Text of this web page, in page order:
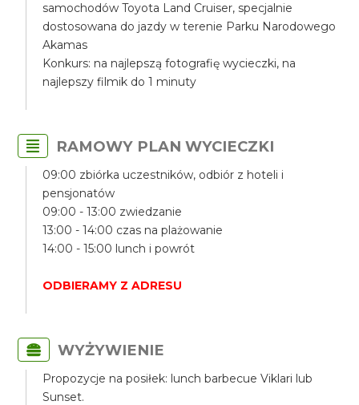
samochodów Toyota Land Cruiser, specjalnie
dostosowana do jazdy w terenie Parku Narodowego
Akamas
Konkurs: na najlepszą fotografię wycieczki, na
najlepszy filmik do 1 minuty
RAMOWY PLAN WYCIECZKI
09:00 zbiórka uczestników, odbiór z hoteli i
pensjonatów
09:00 - 13:00 zwiedzanie
13:00 - 14:00 czas na plażowanie
14:00 - 15:00 lunch i powrót
ODBIERAMY Z ADRESU
WYŻYWIENIE
Propozycje na posiłek: lunch barbecue Viklari lub
Sunset.